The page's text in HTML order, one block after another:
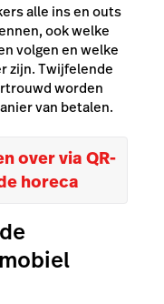
alle ins en outs
ook welke
volgen en welke
zijn. Twijfelende
worden
van betalen.
over via QR-
horeca